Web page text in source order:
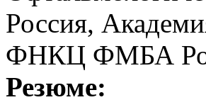
Россия,
ФНКЦ ФМБА
Резюме: